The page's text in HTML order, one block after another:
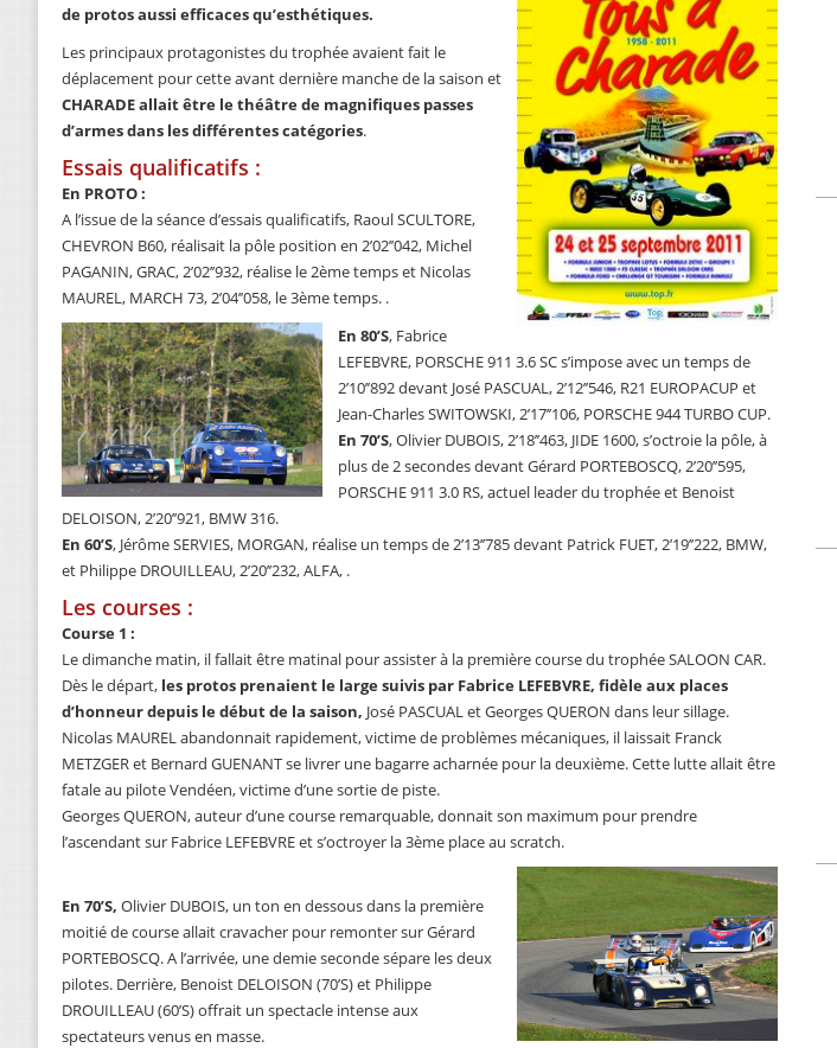
de protos aussi efficaces qu’esthétiques.
Les principaux protagonistes du trophée avaient fait le
déplacement pour cette avant dernière manche de la saison et
CHARADE allait être le théâtre de magnifiques passes
d’armes dans les différentes catégories.
Essais qualificatifs :
En PROTO :
A l’issue de la séance d’essais qualificatifs, Raoul SCULTORE,
CHEVRON B60, réalisait la pôle position en 2’02’’042, Michel
PAGANIN, GRAC, 2’02’’932, réalise le 2ème temps et Nicolas
MAUREL, MARCH 73, 2’04’’058, le 3ème temps. .
En 80’S, Fabrice
LEFEBVRE, PORSCHE 911 3.6 SC s’impose avec un temps de
2’10’’892 devant José PASCUAL, 2’12’’546, R21 EUROPACUP et
Jean-Charles SWITOWSKI, 2’17’’106, PORSCHE 944 TURBO CUP.
En 70’S, Olivier DUBOIS, 2’18’’463, JIDE 1600, s’octroie la pôle, à
plus de 2 secondes devant Gérard PORTEBOSCQ, 2’20’’595,
PORSCHE 911 3.0 RS, actuel leader du trophée et Benoist
DELOISON, 2’20’’921, BMW 316.
En 60’S, Jérôme SERVIES, MORGAN, réalise un temps de 2’13’’785 devant Patrick FUET, 2’19’’222, BMW,
et Philippe DROUILLEAU, 2’20’’232, ALFA, .
Les courses :
Course 1 :
Le dimanche matin, il fallait être matinal pour assister à la première course du trophée SALOON CAR.
Dès le départ, les protos prenaient le large suivis par Fabrice LEFEBVRE, fidèle aux places
d’honneur depuis le début de la saison, José PASCUAL et Georges QUERON dans leur sillage.
Nicolas MAUREL abandonnait rapidement, victime de problèmes mécaniques, il laissait Franck
METZGER et Bernard GUENANT se livrer une bagarre acharnée pour la deuxième. Cette lutte allait être
fatale au pilote Vendéen, victime d’une sortie de piste.
Georges QUERON, auteur d’une course remarquable, donnait son maximum pour prendre
l’ascendant sur Fabrice LEFEBVRE et s’octroyer la 3ème place au scratch.
En 70’S, Olivier DUBOIS, un ton en dessous dans la première
moitié de course allait cravacher pour remonter sur Gérard
PORTEBOSCQ. A l’arrivée, une demie seconde sépare les deux
pilotes. Derrière, Benoist DELOISON (70’S) et Philippe
DROUILLEAU (60’S) offrait un spectacle intense aux
spectateurs venus en masse.